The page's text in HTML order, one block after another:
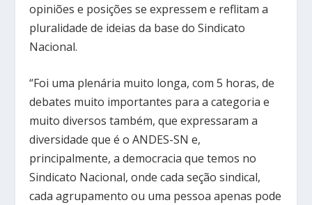
opiniões e posições se expressem e reflitam a
pluralidade de ideias da base do Sindicato
Nacional.
“Foi uma plenária muito longa, com 5 horas, de
debates muito importantes para a categoria e
muito diversos também, que expressaram a
diversidade que é o ANDES-SN e,
principalmente, a democracia que temos no
Sindicato Nacional, onde cada seção sindical,
cada agrupamento ou uma pessoa apenas pode